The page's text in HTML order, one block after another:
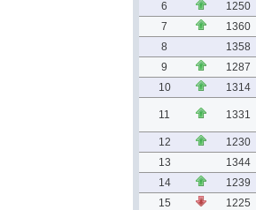
6
1250
7
1360
8
1358
9
1287
10
1314
11 1331
12 1230
13
1344
14
1239
15
1225